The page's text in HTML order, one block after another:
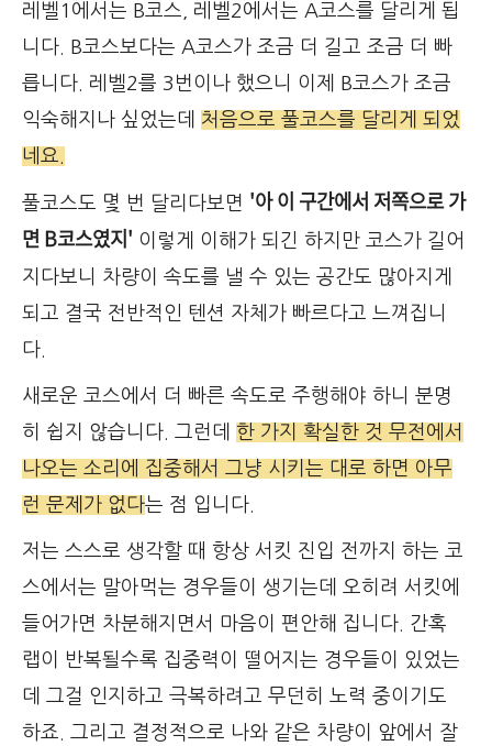
레벨1에서는 B코스, 레벨2에서는 A코스를 달리게 됩
니다. B코스보다는 A코스가 조금 더 길고 조금 더 빠
릅니다. 레벨2를 3번이나 했으니 이제 B코스가 조금
익숙해지나 싶었는데 처음으로 풀코스를 달리게 되었
네요.
풀코스도 몇 번 달리다보면 '아 이 구간에서 저쪽으로 가
면 B코스였지' 이렇게 이해가 되긴 하지만 코스가 길어
지다보니 차량이 속도를 낼 수 있는 공간도 많아지게
되고 결국 전반적인 텐션 자체가 빠르다고 느껴집니
다.
새로운 코스에서 더 빠른 속도로 주행해야 하니 분명
히 쉽지 않습니다. 그런데 한 가지 확실한 것 무전에서
나오는 소리에 집중해서 그냥 시키는 대로 하면 아무
런 문제가 없다는 점 입니다.
저는 스스로 생각할 때 항상 서킷 진입 전까지 하는 코
스에서는 말아먹는 경우들이 생기는데 오히려 서킷에
들어가면 차분해지면서 마음이 편안해 집니다. 간혹
랩이 반복될수록 집중력이 떨어지는 경우들이 있었는
데 그걸 인지하고 극복하려고 무던히 노력 중이기도
하죠. 그리고 결정적으로 나와 같은 차량이 앞에서 잘